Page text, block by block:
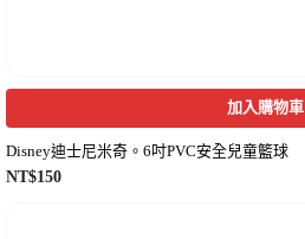
加入購物車
Disney迪士尼米奇。6吋PVC安全兒童籃球
NT$150